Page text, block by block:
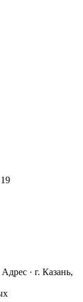
Адрес · г. Казань,